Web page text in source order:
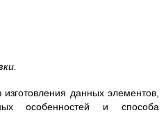
данных элементов,
особенностей и способа